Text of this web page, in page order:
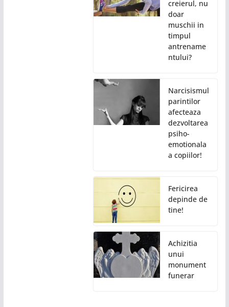
creierul, nu
doar
muschii in
timpul
antrename
ntului?
Narcisismul
parintilor
afecteaza
dezvoltarea
psiho-
emotionala
a copiilor!
Fericirea
depinde de
tine!
Achizitia
unui
monument
funerar